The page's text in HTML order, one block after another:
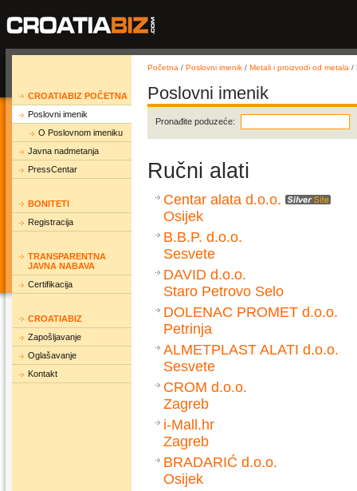
CROATIABIZ POČETNA
Poslovni imenik
O Poslovnom imeniku
Javna nadmetanja
PressCentar
BONITETI
Registracija
TRANSPARENTNA
JAVNA NABAVA
Certifikacija
CROATIABIZ
Zapošljavanje
Oglašavanje
Kontakt
Početna / Poslovni imenik / Metali i proizvodi od metala /
Poslovni imenik
Pronađite poduzeće:
Ručni alati
Centar alata d.o.o.
Osijek
B.B.P. d.o.o.
Sesvete
DAVID d.o.o.
Staro Petrovo Selo
DOLENAC PROMET d.o.o.
Petrinja
ALMETPLAST ALATI d.o.o.
Sesvete
CROM d.o.o.
Zagreb
i-Mall.hr
Zagreb
BRADARIĆ d.o.o.
Osijek